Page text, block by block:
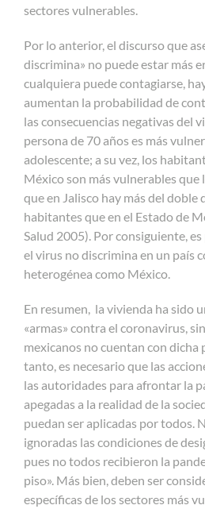
sectores vulnerables.
Por lo anterior, el discurso que
discrimina» no puede estar más
cualquiera puede contagiarse,
aumentan la probabilidad de
las consecuencias negativas del
persona de 70 años es más
adolescente; a su vez, los
México son más vulnerables que
que en Jalisco hay más del doble
habitantes que en el Estado de
Salud 2005). Por consiguiente,
el virus no discrimina en un país
heterogénea como México.
En resumen, la vivienda ha sido
«armas» contra el coronavirus,
mexicanos no cuentan con dicha
tanto, es necesario que las
las autoridades para afrontar la
apegadas a la realidad de la
puedan ser aplicadas por todos.
ignoradas las condiciones de
pues no todos recibieron la
piso». Más bien, deben ser
específicas de los sectores más